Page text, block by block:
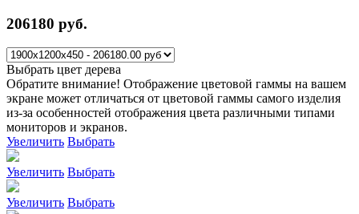
206180 руб.
Выбрать цвет дерева
Обратите внимание! Отображение цветовой гаммы на вашем
экране может отличаться от цветовой гаммы самого изделия
из-за особенностей отображения цвета различными типами
мониторов и экранов.
Увеличить Выбрать
Увеличить Выбрать
Увеличить Выбрать